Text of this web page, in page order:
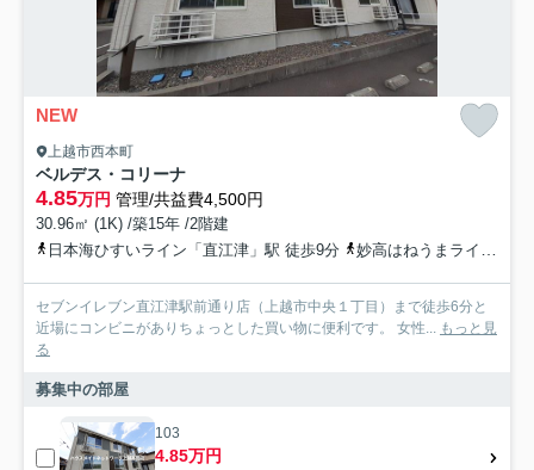
NEW
上越市西本町
ベルデス・コリーナ
4.85万円 管理/共益費4,500円
30.96㎡ (1K) /築15年 /2階建
日本海ひすいライン「直江津」駅 徒歩9分
妙高はねうまライン「直江津」駅 徒歩9分
セブンイレブン直江津駅前通り店（上越市中央１丁目）まで徒歩6分と
近場にコンビニがありちょっとした買い物に便利です。 女性... もっと見
る
募集中の部屋
103
4.85万円